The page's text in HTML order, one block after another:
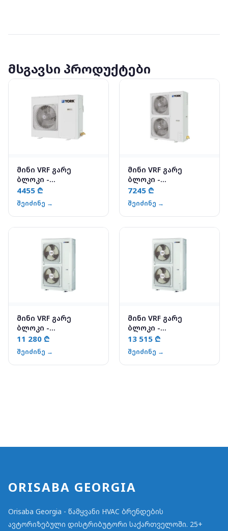
მსგავსი პროდუქტები
მინი VRF გარე
ბლოკი -
YV2VYH008KAR-D-Y
4455 ₾
შეიძინე →
მინი VRF გარე
ბლოკი -
YV2VYH018KAS-D-Y
7245 ₾
შეიძინე →
მინი VRF გარე
ბლოკი -
YV2SYH022KAS-D-X
11 280 ₾
შეიძინე →
მინი VRF გარე
ბლოკი -
YV2SYH033KAS-D-Y
13 515 ₾
შეიძინე →
ORISABA GEORGIA
Orisaba Georgia - წამყვანი HVAC ბრენდების
ავტორიზებული დისტრიბუტორი საქართველოში. 25+